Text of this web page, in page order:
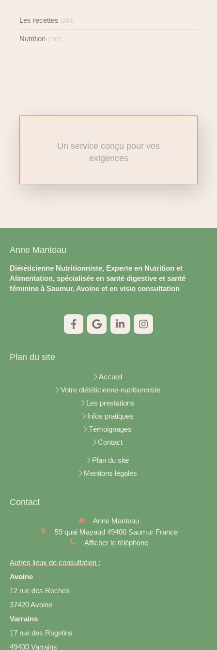
Les recettes (283)
Nutrition (157)
Un service conçu pour vos
exigences
Anne Manteau
Diététicienne Nutritionniste, Experte en Nutrition et
Alimentation, spécialisée en santé digestive et santé
féminine à Saumur, Avoine et en visio consultation
Plan du site
Accueil
Votre diététicienne-nutritionniste
Les prestations
Infos pratiques
Témoignages
Contact
Plan du site
Mentions légales
Contact
Anne Manteau
59 quai Mayaud 49400 Saumur France
Afficher le téléphone
Autres lieux de consultation :
Avoine
12 rue des Roches
37420 Avoine
Varrains
17 rue des Rogelins
49400 Varrains